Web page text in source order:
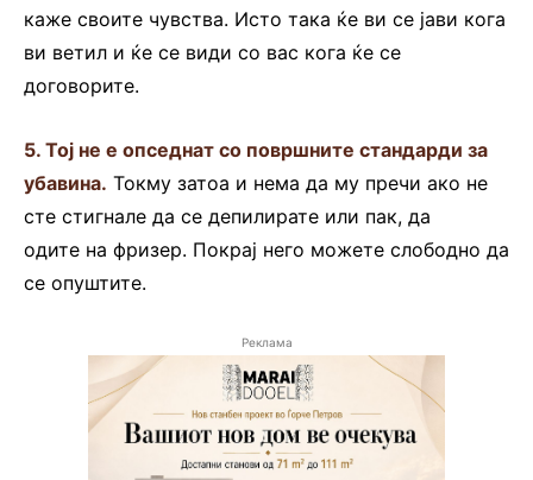
каже своите чувства. Исто така ќе ви се јави кога
ви ветил и ќе се види со вас кога ќе се
договорите.
5. Тој не е опседнат со површните стандарди за
убавина. Токму затоа и нема да му пречи ако не
сте стигнале да се депилирате или пак, да
одите на фризер. Покрај него можете слободно да
се опуштите.
Реклама